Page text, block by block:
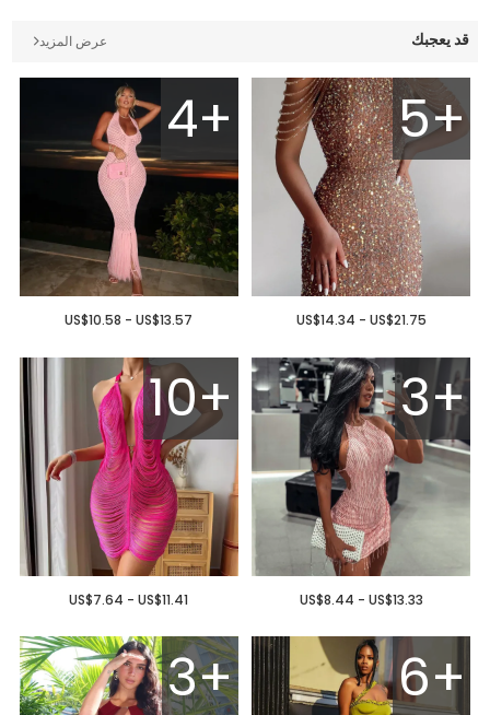
قد يعجبك عرض المزيد
5+
US$14.34 - US$21.75
4+
US$10.58 - US$13.57
3+
US$8.44 - US$13.33
10+
US$7.64 - US$11.41
6+
3+